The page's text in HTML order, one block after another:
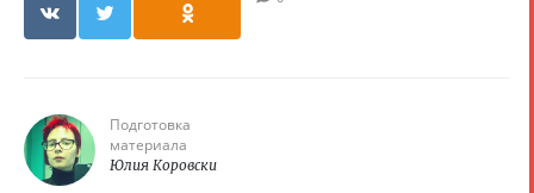
Подготовка
материала
Юлия Коровски